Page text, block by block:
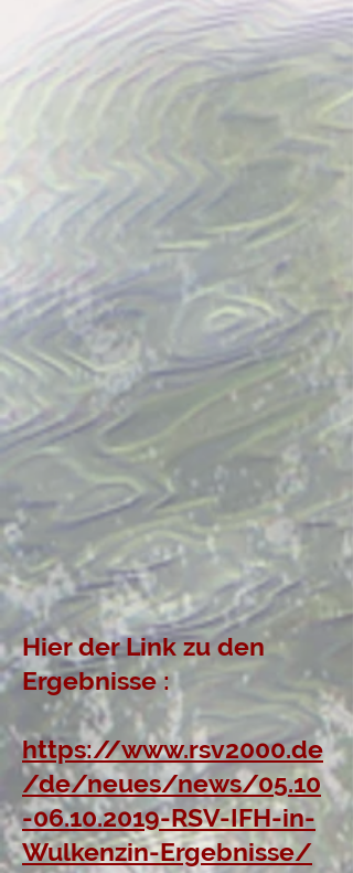
Hier der Link zu den
Ergebnisse :
https://www.rsv2000.de
/de/neues/news/05.10
-06.10.2019-RSV-IFH-in-
Wulkenzin-Ergebnisse/